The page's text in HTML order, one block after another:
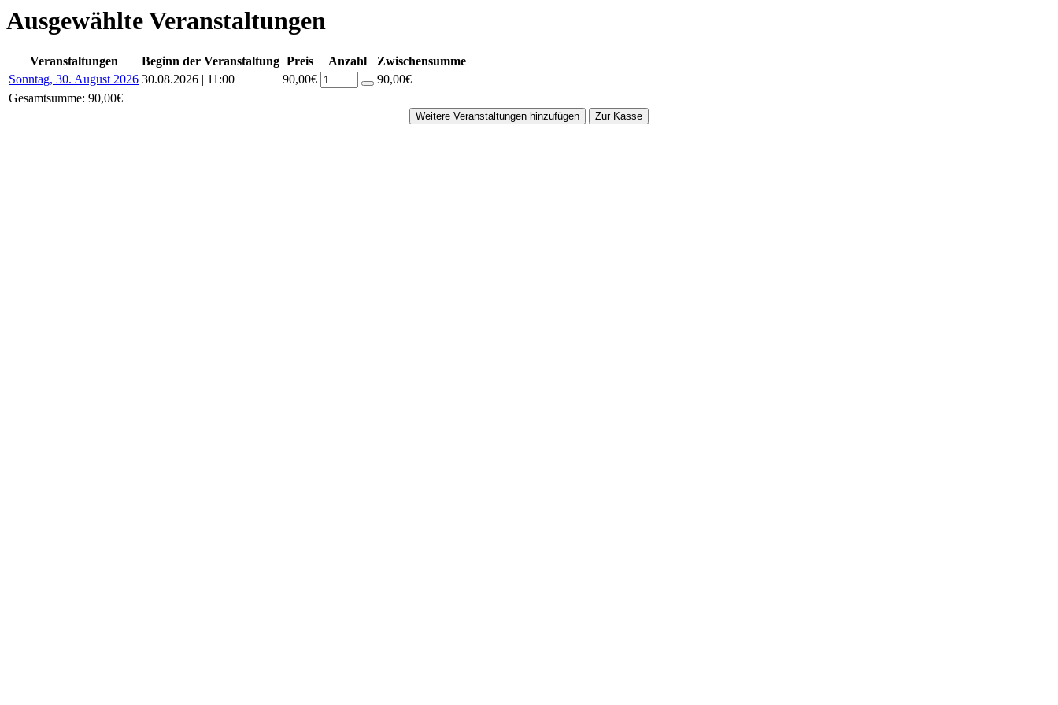
Ausgewählte Veranstaltungen
Veranstaltungen Beginn der Veranstaltung Preis Anzahl
Zwischensumme
Sonntag, 30. August 2026 30.08.2026 | 11:00 90,00€
90,00€
Gesamtsumme: 90,00€
Weitere Veranstaltungen hinzufügen Zur Kasse